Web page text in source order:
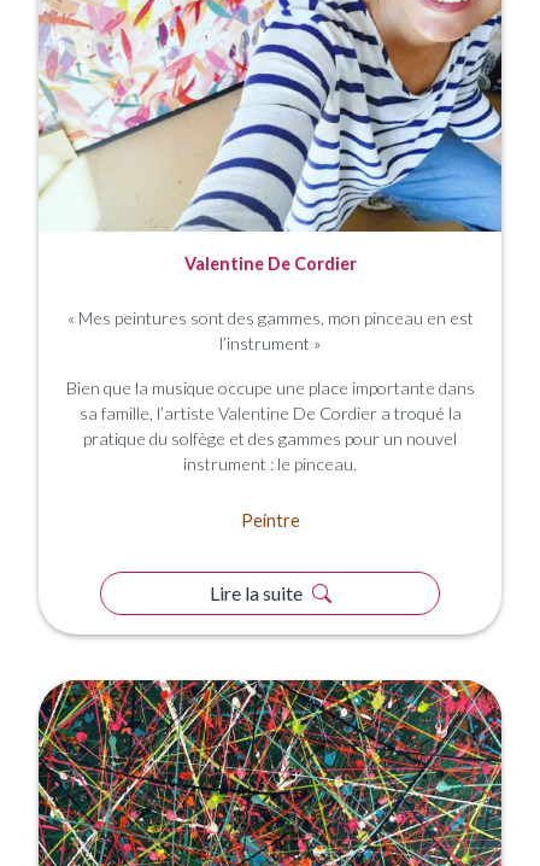
Valentine De Cordier
« Mes peintures sont des gammes, mon pinceau en est
l’instrument »
Bien que la musique occupe une place importante dans
sa famille, l’artiste Valentine De Cordier a troqué la
pratique du solfège et des gammes pour un nouvel
instrument : le pinceau.
Peintre
Lire la suite